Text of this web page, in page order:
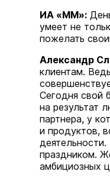
ИА «ММ»:
умеет не
пожелать
Александр
клиентам.
Сегодня свой
на результат
партнера, у
и продуктов,
праздником.
амбициозных